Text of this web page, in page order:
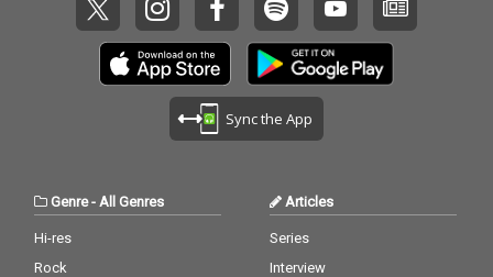
Sync the App
Genre- All Genres
Hi-res
Rock
Articles
Series
Interview